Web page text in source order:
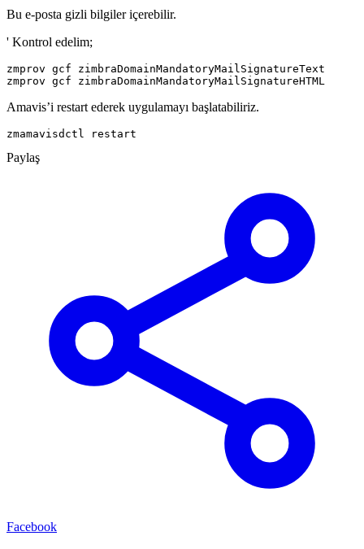
Bu e-posta gizli bilgiler içerebilir.
' Kontrol edelim;
zmprov gcf zimbraDomainMandatoryMailSignatureText
zmprov gcf zimbraDomainMandatoryMailSignatureHTML
Amavis’i restart ederek uygulamayı başlatabiliriz.
zmamavisdctl restart
Paylaş
Facebook